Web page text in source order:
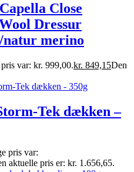
Close
Dressur
merino
var: kr. 999,00.kr. 849,15Den
Tek dækken –
pris var:
aktuelle pris er: kr. 1.656,65.